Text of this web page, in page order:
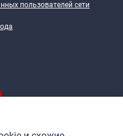
пользователей сети